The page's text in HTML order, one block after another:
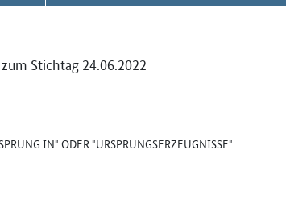
Stichtag 24.06.2022
IN" ODER "URSPRUNGSERZEUGNISSE"